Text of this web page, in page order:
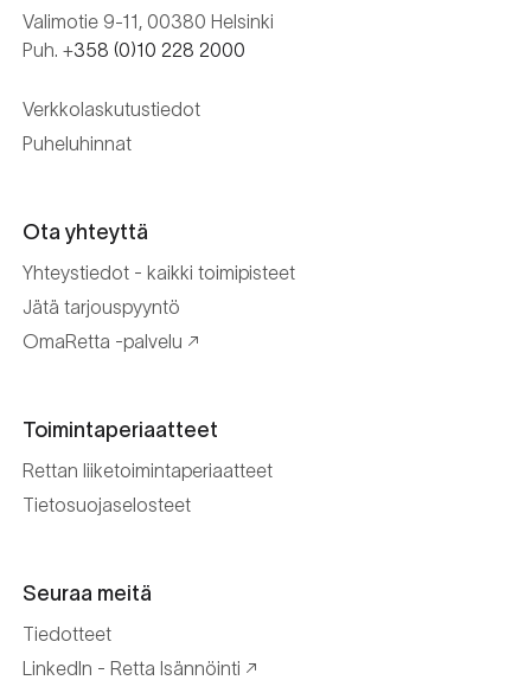
Valimotie 9-11, 00380 Helsinki
Puh. +358 (0)10 228 2000
Verkkolaskutustiedot
Puheluhinnat
Ota yhteyttä
Yhteystiedot - kaikki toimipisteet
Jätä tarjouspyyntö
OmaRetta -palvelu
Toimintaperiaatteet
Rettan liiketoimintaperiaatteet
Tietosuojaselosteet
Seuraa meitä
Tiedotteet
LinkedIn - Retta Isännöinti